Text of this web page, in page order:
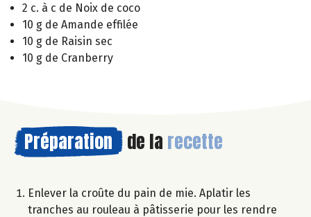
2 c. à c de Noix de coco
10 g de Amande effilée
10 g de Raisin sec
10 g de Cranberry
Préparation de la recette
Enlever la croûte du pain de mie. Aplatir les
tranches au rouleau à pâtisserie pour les rendre